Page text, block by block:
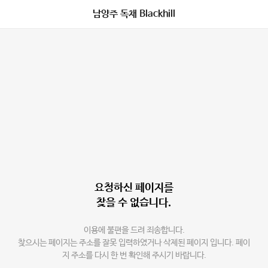
남양주 독채 Blackhill
요청하신 페이지를
찾을 수 없습니다.
이용에 불편을 드려 죄송합니다.
찾으시는 페이지는 주소를 잘못 입력하였거나 삭제된 페이지 입니다. 페이
지 주소를 다시 한 번 확인해 주시기 바랍니다.